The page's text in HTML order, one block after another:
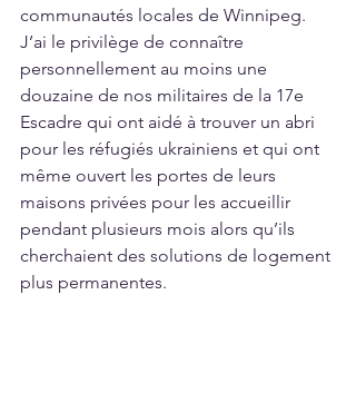
communautés locales de Winnipeg.
J’ai le privilège de connaître
personnellement au moins une
douzaine de nos militaires de la 17e
Escadre qui ont aidé à trouver un abri
pour les réfugiés ukrainiens et qui ont
même ouvert les portes de leurs
maisons privées pour les accueillir
pendant plusieurs mois alors qu’ils
cherchaient des solutions de logement
plus permanentes.